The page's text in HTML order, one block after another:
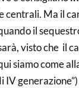
centrali. Ma il
il
visto che il
siamo come
IV